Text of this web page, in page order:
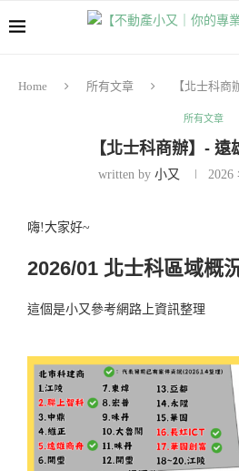
Home 所有文章 【北士科商
所有文章
【北士科商辦】-
written by 小又 2026
嗨!大家好~
2026/01 北士科區域概
這個是小又參考網路上資訊整理